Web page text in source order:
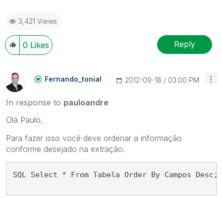
3,421 Views
0 Likes Reply
Fernando_tonial ‎2012-09-18 03:00 PM
In response to pauloandre
Olá Paulo,
Para fazer isso você deve ordenar a informação
conforme desejado na extração.
SQL Select * From Tabela Order By Campos Desc;